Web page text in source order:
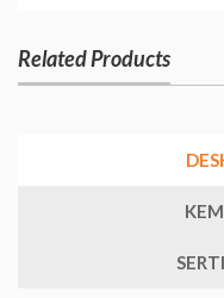
Related Products